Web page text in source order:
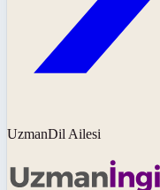
UzmanDil Ailesi